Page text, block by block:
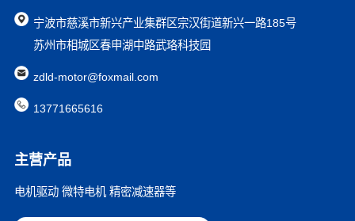
宁波市慈溪市新兴产业集群区宗汉街道新兴一路185号
苏州市相城区春申湖中路武珞科技园
zdld-motor@foxmail.com
13771665616
主营产品
电机驱动 微特电机 精密减速器等
精密零部件